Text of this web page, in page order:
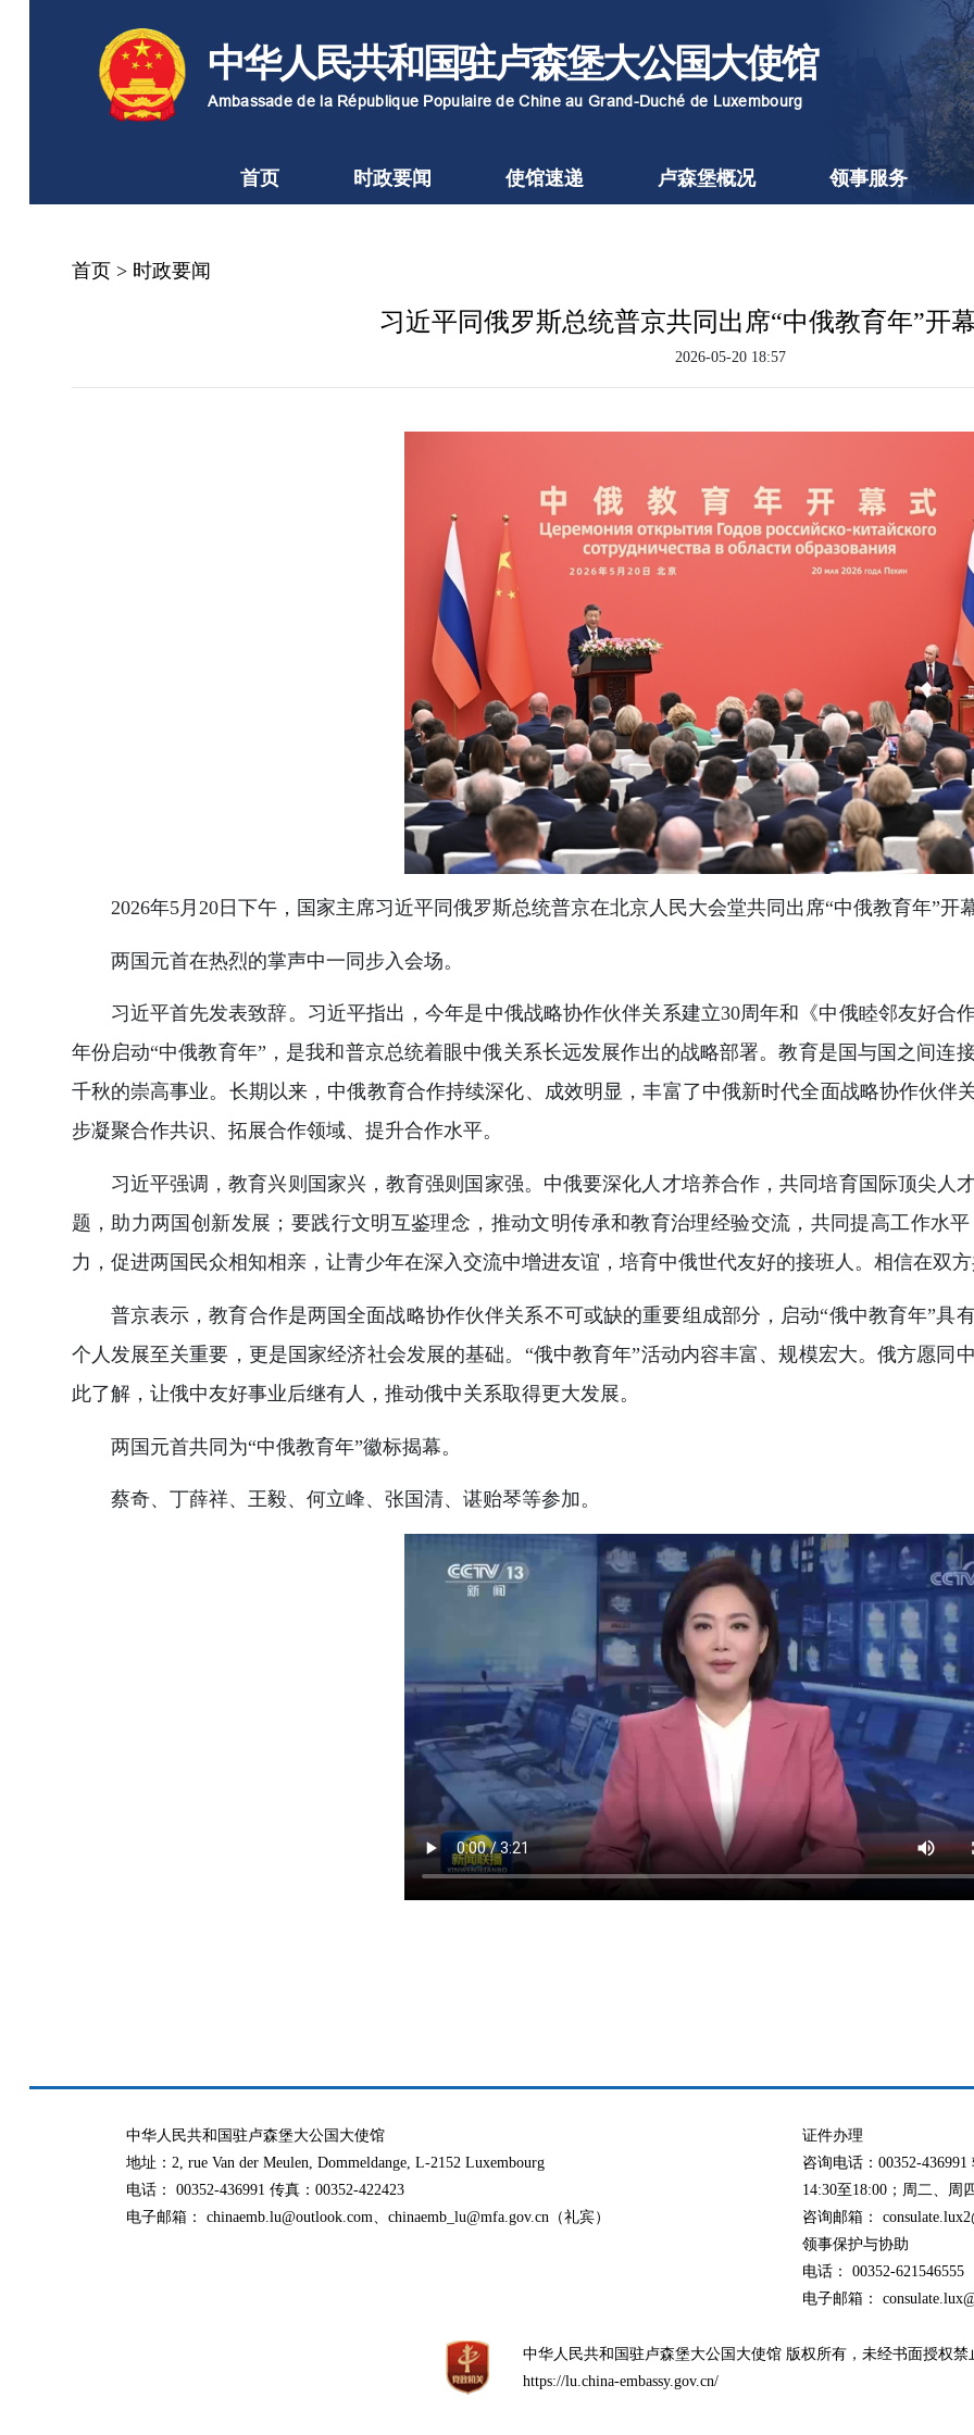
中华人民共和国驻卢森堡大公国大使馆
Ambassade de la République Populaire de Chine au Grand-Duché de Luxembourg
首页 时政要闻 使馆速递 卢森堡概况 领事服务
首页> 时政要闻
习近平同俄罗斯总统普京共同出席“中俄教育年”开
2026-05-20 18:57
2026年5月20日下午，国家主席习近平同俄罗斯总统普京在北京人民大会堂共同出席“中俄教育年”开
两国元首在热烈的掌声中一同步入会场。
习近平首先发表致辞。习近平指出，今年是中俄战略协作伙伴关系建立30周年和《中俄睦邻友好合
年份启动“中俄教育年”，是我和普京总统着眼中俄关系长远发展作出的战略部署。教育是国与国之间连
千秋的崇高事业。长期以来，中俄教育合作持续深化、成效明显，丰富了中俄新时代全面战略协作伙伴
步凝聚合作共识、拓展合作领域、提升合作水平。
习近平强调，教育兴则国家兴，教育强则国家强。中俄要深化人才培养合作，共同培育国际顶尖人
题，助力两国创新发展；要践行文明互鉴理念，推动文明传承和教育治理经验交流，共同提高工作水
力，促进两国民众相知相亲，让青少年在深入交流中增进友谊，培育中俄世代友好的接班人。相信在双
普京表示，教育合作是两国全面战略协作伙伴关系不可或缺的重要组成部分，启动“俄中教育年”具
个人发展至关重要，更是国家经济社会发展的基础。“俄中教育年”活动内容丰富、规模宏大。俄方愿同
此了解，让俄中友好事业后继有人，推动俄中关系取得更大发展。
两国元首共同为“中俄教育年”徽标揭幕。
蔡奇、丁薛祥、王毅、何立峰、张国清、谌贻琴等参加。
中华人民共和国驻卢森堡大公国大使馆
地址：2, rue Van der Meulen, Dommeldange, L-2152 Luxembourg
电话： 00352-436991 传真：00352-422423
电子邮箱： chinaemb.lu@outlook.com、chinaemb_lu@mfa.gov.cn（礼宾）
证件办理
咨询电话：00352-
14:30至18:00；周二、周
咨询邮箱：
领事保护与协助
电话： 00352-621546555
电子邮箱：
中华人民共和国驻卢森堡大公国大使馆 版权所有，未经书面授权禁
https://lu.china-embassy.gov.cn/